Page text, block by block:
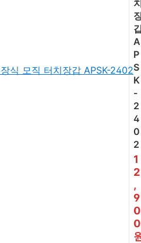
A
P
S
K
-
2
4
0
2
1
2
,
9
0
0